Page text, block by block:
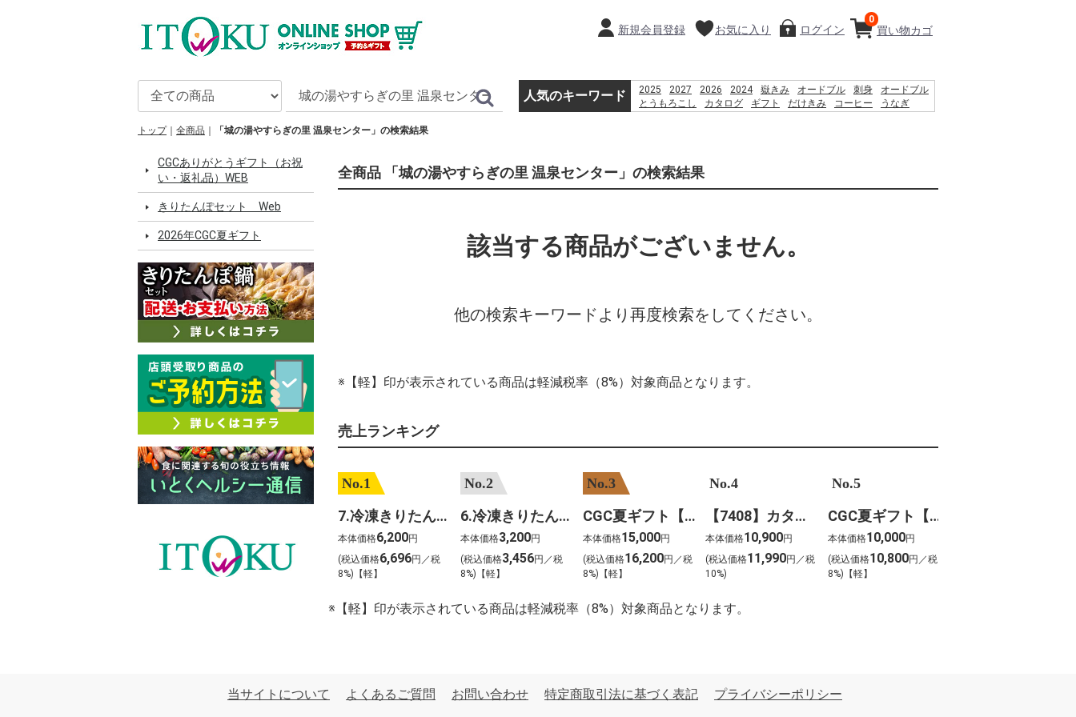
買い物カゴ
0
新規会員登録 お気に入り ログイン
人気のキーワード 2025 2027 2026 2024 嶽きみ オードブル 刺身
オードブル
とうもろこし
カタログ ギフト だけきみ コーヒー
うなぎ
%D8%AF%D8%A7%D8%B1%D8%AF%D8%9F
トップ 全商品 「城の湯やすらぎの里 温泉センター」の検索結果
CGCありがとうギフト（お祝
い・返礼品）WEB
きりたんぽセット Web
2026年CGC夏ギフト
全商品 「城の湯やすらぎの里 温泉センター」の検索結果
該当する商品がございません。
他の検索キーワードより再度検索をしてください。
※【軽】印が表示されている商品は軽減税率（8%）対象商品となります。
売上ランキング
No.1
7.冷凍きりたんぽセットM 野菜なし 4人前
本体価格6,200円
(税込価格6,696円／税
8%)【軽】
No.2
6.冷凍きりたんぽセットＳ 野菜なし 2人前
本体価格3,200円
(税込価格3,456円／税
8%)【軽】
No.3
CGC夏ギフト【1101】和牛苑 神戸牛・三田和牛食べ比べ(680g)
本体価格15,000円
(税込価格16,200円／税
8%)【軽】
No.4
【7408】カタログギフト ボーベル・クレソン
本体価格10,900円
(税込価格11,990円／税
10%)
No.5
CGC夏ギフト【1202】スギモト 松阪牛焼肉用(420g)
本体価格10,000円
(税込価格10,800円／税
8%)【軽】
※【軽】印が表示されている商品は軽減税率（8%）対象商品となります。
当サイトについて よくあるご質問 お問い合わせ 特定商取引法に基づく表記 プライバシーポリシー